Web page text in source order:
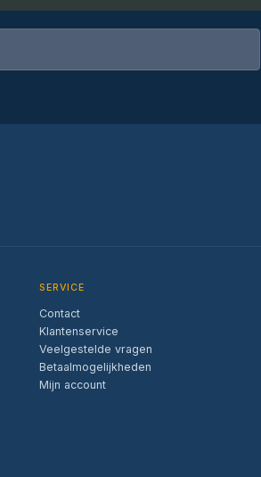
SERVICE
Contact
Klantenservice
Veelgestelde vragen
Betaalmogelijkheden
Mijn account